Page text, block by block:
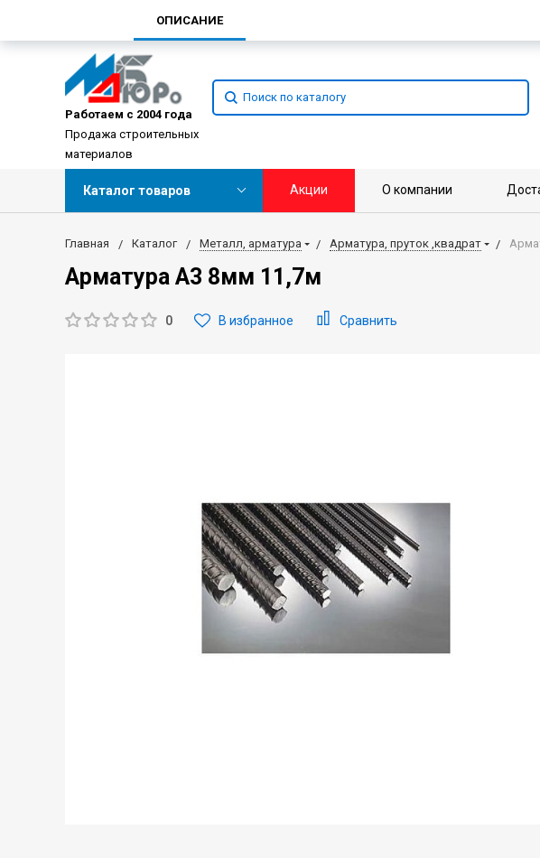
Работаем с 2004 года
Продажа строительных
материалов
Каталог товаров Акции О компании
Главная Каталог Металл, арматура Арматура, пруток ,квадрат
Арматура А3 8мм 11,7м
0 В избранное Сравнить
ОПИСАНИЕ